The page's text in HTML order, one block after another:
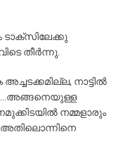
ടാക്‌സിലേക്കു
തീർന്നു.
നാട്ടിൽ
നമ്മളാരും